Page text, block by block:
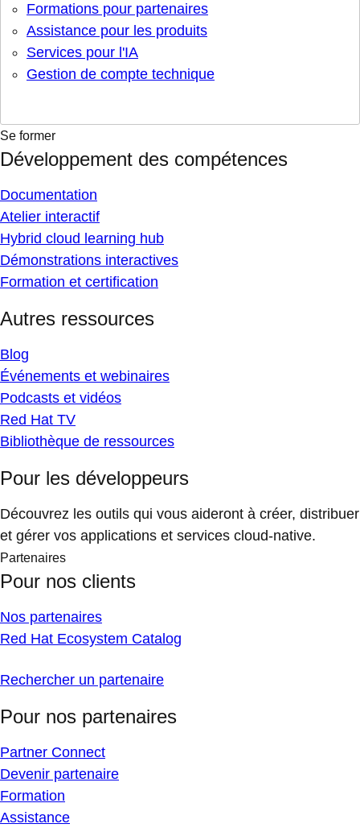
Formations pour partenaires
Assistance pour les produits
Services pour l'IA
Gestion de compte technique
Se former
Développement des compétences
Documentation
Atelier interactif
Hybrid cloud learning hub
Démonstrations interactives
Formation et certification
Autres ressources
Blog
Événements et webinaires
Podcasts et vidéos
Red Hat TV
Bibliothèque de ressources
Pour les développeurs
Découvrez les outils qui vous aideront à créer, distribuer
et gérer vos applications et services cloud-native.
Partenaires
Pour nos clients
Nos partenaires
Red Hat Ecosystem Catalog
Rechercher un partenaire
Pour nos partenaires
Partner Connect
Devenir partenaire
Formation
Assistance